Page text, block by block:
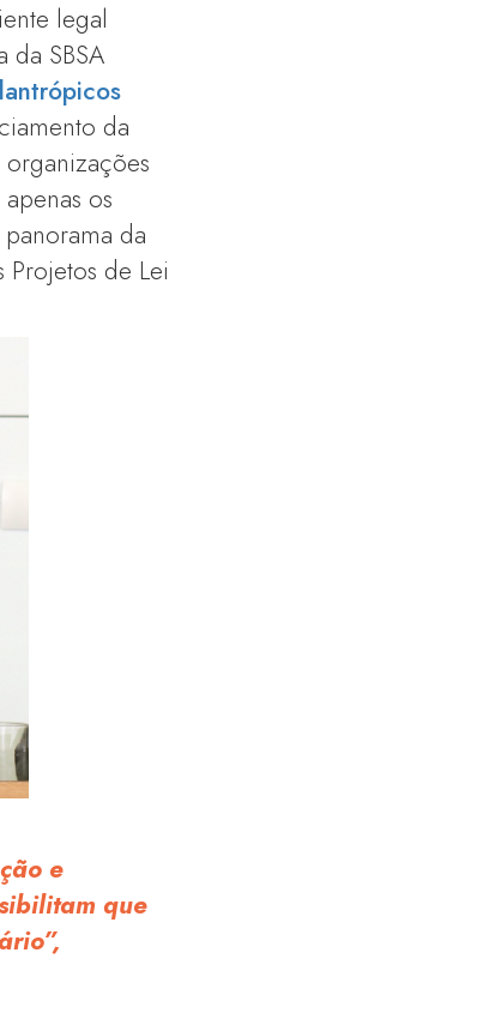
legal
da SBSA
da
os
da
de Lei
e
que